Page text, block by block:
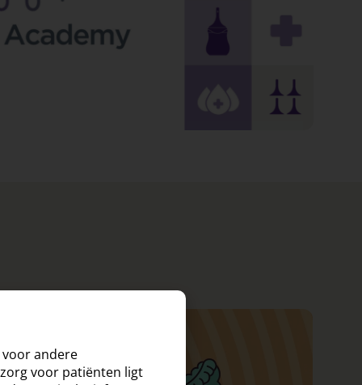
andere
voor patiënten ligt